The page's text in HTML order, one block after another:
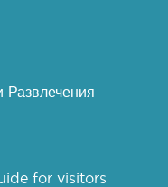
Развлечения
for visitors